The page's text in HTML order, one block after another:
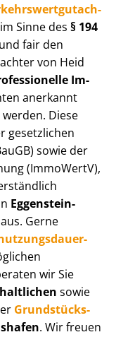
im Sinne des § 194
fair den
von Heid
Im­
anerkannt
Diese
gesetzlichen
sowie der
(ImmoWertV),
Eggenstein-
Gerne
wir Sie
sowie
Grund­stücks­
. Wir freuen